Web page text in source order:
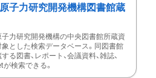
子力研究開発機構図書館蔵
子力研究開発機構の中央図書館所蔵資
とした検索データベース。同図書館
る図書、レポート、会議資料、雑誌、
が検索できる。